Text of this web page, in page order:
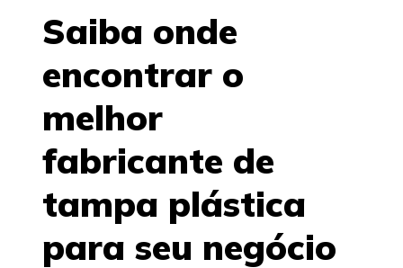
Saiba onde
encontrar o
melhor
fabricante de
tampa plástica
para seu negócio